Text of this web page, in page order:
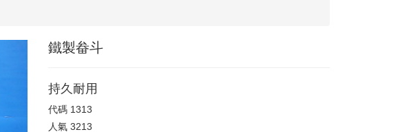
鐵製畚斗
持久耐用
代碼 1313
人氣3213